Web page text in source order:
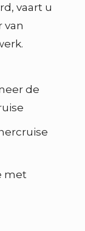
vaart u
van
de
met